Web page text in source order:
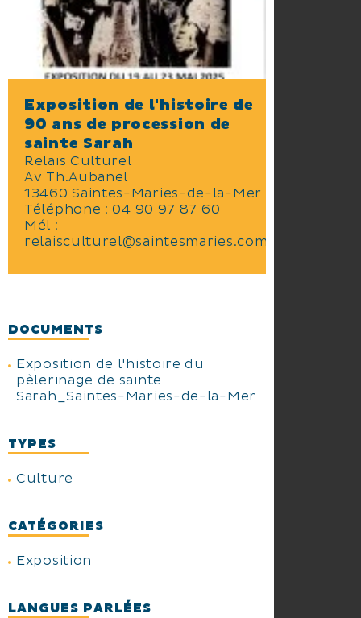
Exposition de l'histoire de
90 ans de procession de
sainte Sarah
Relais Culturel
Av Th.Aubanel
13460 Saintes-Maries-de-la-Mer
Téléphone :04 90 97 87 60
Mél :
relaisculturel@saintesmaries.com
DOCUMENTS
Exposition de l'histoire du
pèlerinage de sainte
Sarah_Saintes-Maries-de-la-Mer
TYPES
Culture
CATÉGORIES
Exposition
LANGUES PARLÉES